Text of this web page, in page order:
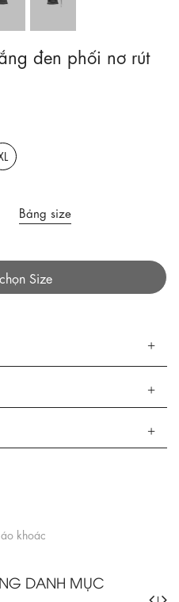
đen phối nơ rút
Bảng size
Size
khoác
DANH MỤC